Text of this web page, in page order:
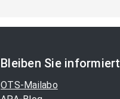
Bleiben Sie informiert
OTS-Mailabo